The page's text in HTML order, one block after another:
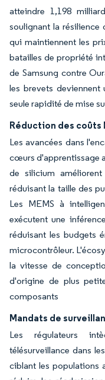
atteindre 1,198
soulignant la
qui maintiennent les
batailles de propriété
de Samsung contre
les brevets
seule rapidité de mise
Réduction des coûts
Les avancées dans
cœurs d'apprentissage
de silicium
réduisant la taille des
Les MEMS à
exécutent une
réduisant les budgets
microcontrôleur.
la vitesse de
d'origine de plus
composants
Mandats de
Les régulateurs
télésurveillance dans
ciblant les populations